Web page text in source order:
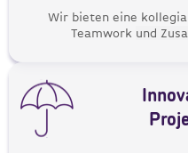
Wir bieten eine
Teamwork und